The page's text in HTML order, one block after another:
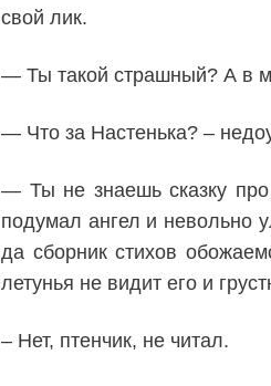
свой лик.
— Ты такой страшный? А в
— Что за Настенька? –
— Ты не знаешь сказку про
подумал ангел и невольно
да сборник стихов
летунья не видит его и
– Нет, птенчик, не читал.